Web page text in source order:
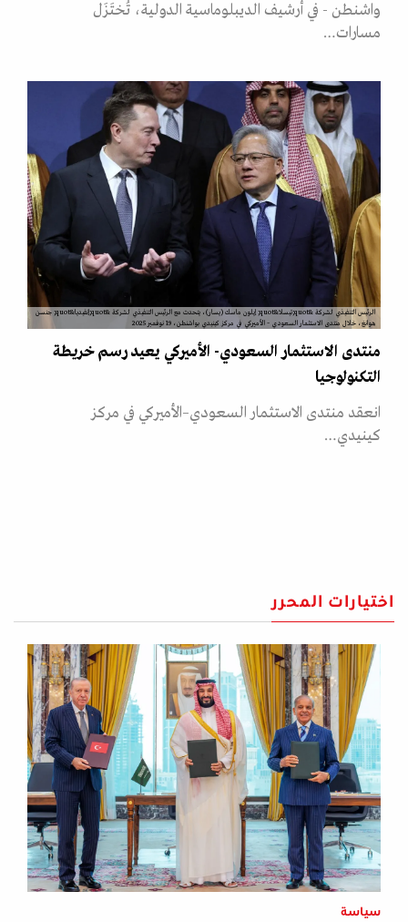
واشنطن - في أرشيف الديبلوماسية الدولية، تُختَزَل
مسارات…
الرئيس التنفيذي لشركة &quot;تيسلا&quot; إيلون ماسك (يسار)، يتحدث مع الرئيس التنفيذي لشركة &quot;إنفيديا&quot; جنسن
هوانغ، خلال منتدى الاستثمار السعودي – الأميركي في مركز كينيدي بواشنطن، 19 نوفمبر 2025
منتدى الاستثمار السعودي- الأميركي يعيد رسم خريطة
التكنولوجيا
انعقد منتدى الاستثمار السعودي–الأميركي في مركز
كينيدي…
اختيارات المحرر
سياسة